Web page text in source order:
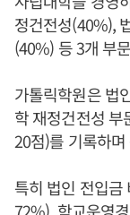
정건전성(40%),
(40%) 등 3개 부
가톨릭학원은 법
학 재정건전성 부
20점)를 기록하
특히 법인 전입